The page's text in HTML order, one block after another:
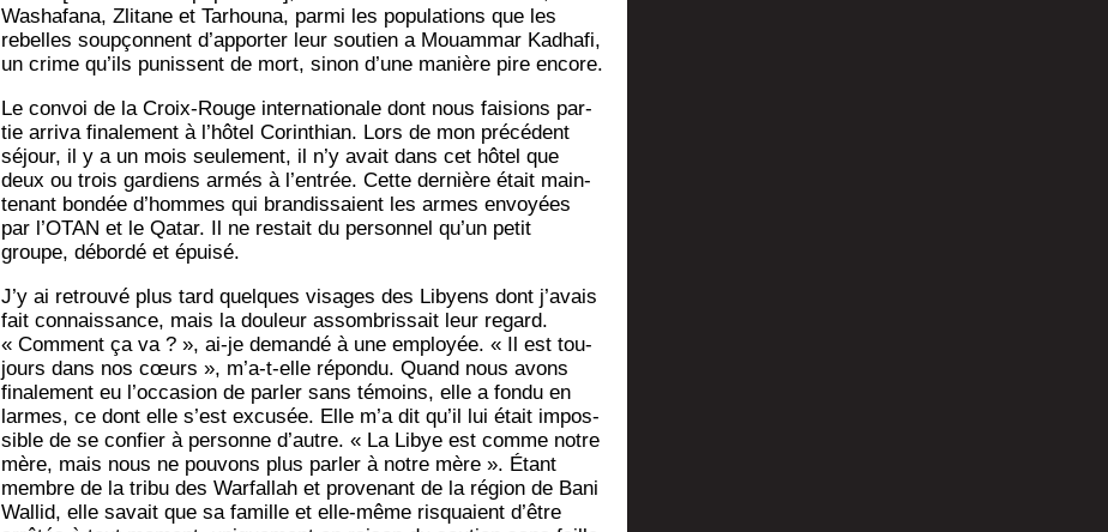
Washa­fa­na, Zli­tane et Tarhou­na, par­mi les popu­la­tions que les
rebelles soup­çonnent d’apporter leur sou­tien a Mouam­mar Kadha­fi,
un crime qu’ils punissent de mort, sinon d’une manière pire encore.
Le convoi de la Croix-Rouge inter­na­tio­nale dont nous fai­sions par­
tie arri­va fina­le­ment à l’hôtel Corin­thian. Lors de mon pré­cé­dent
séjour, il y a un mois seule­ment, il n’y avait dans cet hôtel que
deux ou trois gar­diens armés à l’entrée. Cette der­nière était main­
te­nant bon­dée d’hommes qui bran­dis­saient les armes envoyées
par l’OTAN et le Qatar. Il ne res­tait du per­son­nel qu’un petit
groupe, débor­dé et épuisé.
J’y ai retrou­vé plus tard quelques visages des Libyens dont j’avais
fait connais­sance, mais la dou­leur assom­bris­sait leur regard.
« Com­ment ça va ? », ai-je deman­dé à une employée. « Il est tou­
jours dans nos cœurs », m’a‑t-elle répon­du. Quand nous avons
fina­le­ment eu l’occasion de par­ler sans témoins, elle a fon­du en
larmes, ce dont elle s’est excu­sée. Elle m’a dit qu’il lui était impos­
sible de se confier à per­sonne d’autre. « La Libye est comme notre
mère, mais nous ne pou­vons plus par­ler à notre mère ». Étant
membre de la tri­bu des War­fal­lah et pro­ve­nant de la région de Bani
Wal­lid, elle savait que sa famille et elle-même ris­quaient d’être